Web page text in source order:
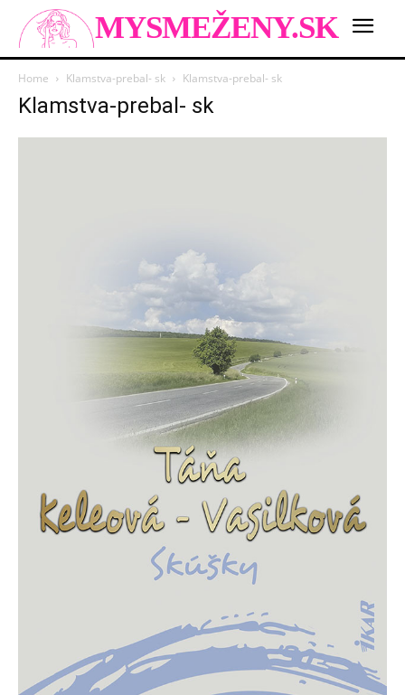
MYSMEŽENY.SK
Home Klamstva-prebal- sk Klamstva-prebal- sk
Klamstva-prebal- sk